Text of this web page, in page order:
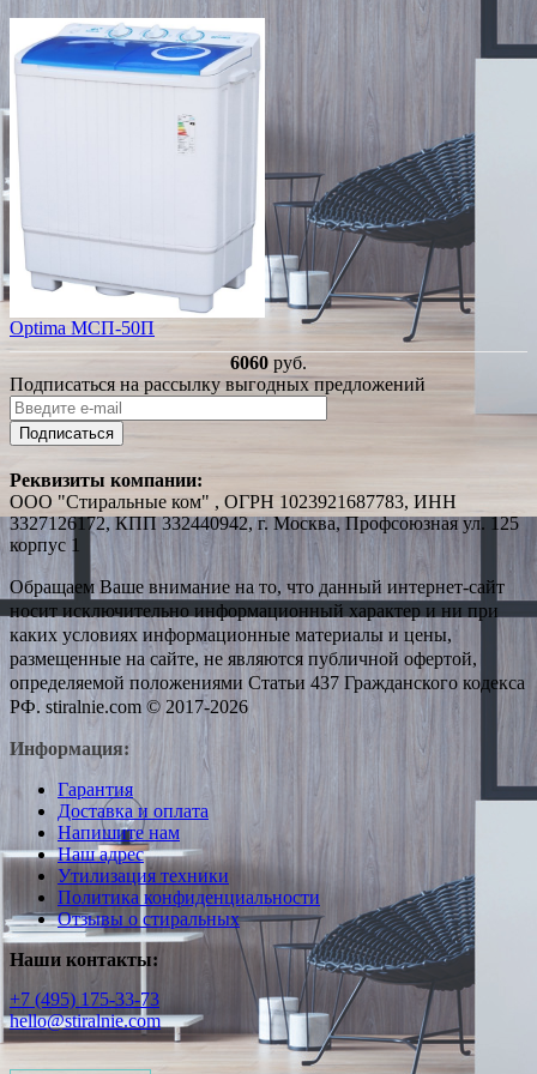
Optima МСП-50П
6060 руб.
Подписаться на рассылку выгодных предложений
Подписаться
Реквизиты компании:
ООО "Стиральные ком" , ОГРН 1023921687783, ИНН
3327126172, КПП 332440942, г. Москва, Профсоюзная ул. 125
корпус 1
Обращаем Ваше внимание на то, что данный интернет-сайт
носит исключительно информационный характер и ни при
каких условиях информационные материалы и цены,
размещенные на сайте, не являются публичной офертой,
определяемой положениями Статьи 437 Гражданского кодекса
РФ. stiralnie.com © 2017-2026
Информация:
Гарантия
Доставка и оплата
Напишите нам
Наш адрес
Утилизация техники
Политика конфиденциальности
Отзывы о стиральных
Наши контакты:
+7 (495) 175-33-73
hello@stiralnie.com